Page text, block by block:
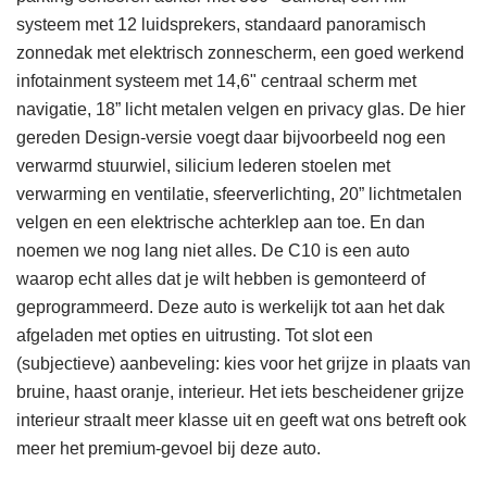
systeem met 12 luidsprekers, standaard panoramisch
zonnedak met elektrisch zonnescherm, een goed werkend
infotainment systeem met 14,6" centraal scherm met
navigatie, 18” licht metalen velgen en privacy glas. De hier
gereden Design-versie voegt daar bijvoorbeeld nog een
verwarmd stuurwiel, silicium lederen stoelen met
verwarming en ventilatie, sfeerverlichting, 20” lichtmetalen
velgen en een elektrische achterklep aan toe. En dan
noemen we nog lang niet alles. De C10 is een auto
waarop echt alles dat je wilt hebben is gemonteerd of
geprogrammeerd. Deze auto is werkelijk tot aan het dak
afgeladen met opties en uitrusting. Tot slot een
(subjectieve) aanbeveling: kies voor het grijze in plaats van
bruine, haast oranje, interieur. Het iets bescheidener grijze
interieur straalt meer klasse uit en geeft wat ons betreft ook
meer het premium-gevoel bij deze auto.